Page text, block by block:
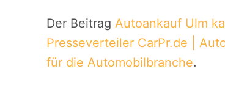
Der Beitrag Autoankauf Ulm
Presseverteiler CarPr.de |
für die Automobilbranche.